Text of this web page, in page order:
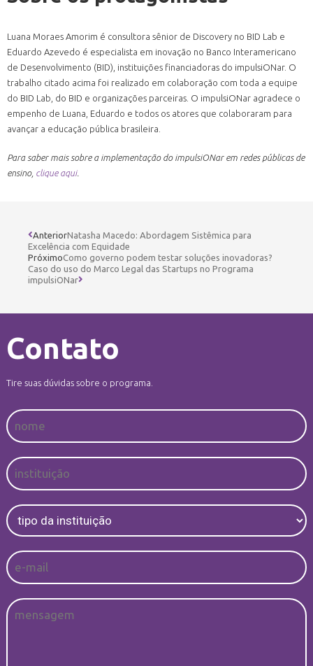
Luana Moraes Amorim é consultora sênior de Discovery no BID Lab e
Eduardo Azevedo é especialista em inovação no Banco Interamericano
de Desenvolvimento (BID), instituições financiadoras do impulsiONar. O
trabalho citado acima foi realizado em colaboração com toda a equipe
do BID Lab, do BID e organizações parceiras. O impulsiONar agradece o
empenho de Luana, Eduardo e todos os atores que colaboraram para
avançar a educação pública brasileira.
Para saber mais sobre a implementação do impulsiONar em redes públicas de
ensino, clique aqui.
AnteriorNatasha Macedo: Abordagem Sistêmica para
Excelência com Equidade
PróximoComo governo podem testar soluções inovadoras?
Caso do uso do Marco Legal das Startups no Programa
impulsiONar
Contato
Tire suas dúvidas sobre o programa.